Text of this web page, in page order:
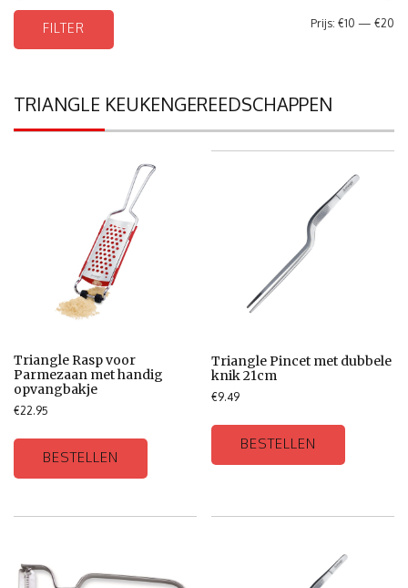
FILTER Prijs: €10 — €20
TRIANGLE KEUKENGEREEDSCHAPPEN
Triangle Rasp voor
Parmezaan met handig
opvangbakje
€22.95
BESTELLEN
Triangle Pincet met dubbele
knik 21cm
€9.49
BESTELLEN